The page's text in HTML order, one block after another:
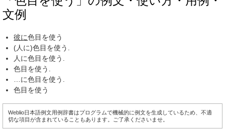
文例
彼に色目を使う
(人に)色目を使う.
人に色目を使う.
色目を使う.
…に色目を使う.
色目を使う
Weblio日本語例文用例辞書はプログラムで機械的に例文を生成しているため、不適
切な項目が含まれていることもあります。ご了承くださいませ。